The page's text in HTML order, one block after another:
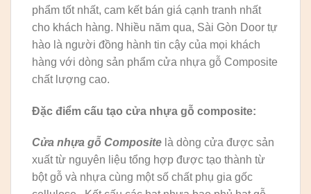
phẩm tốt nhất, cam kết bán giá cạnh tranh nhất
cho khách hàng. Nhiều năm qua, Sài Gòn Door tự
hào là người đồng hành tin cậy của mọi khách
hàng với dòng sản phẩm cửa nhựa gỗ Composite
chất lượng cao.
Đặc điểm cấu tạo cửa nhựa gỗ composite:
Cửa nhựa gỗ Composite là dòng cửa được sản
xuất từ nguyên liệu tổng hợp được tạo thành từ
bột gỗ và nhựa cùng một số chất phụ gia gốc